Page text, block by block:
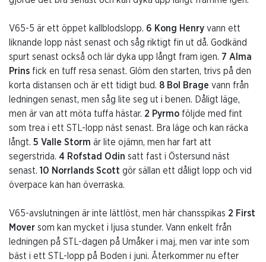
V65-5 är ett öppet kallblodslopp. 6 Kong Henry vann ett
liknande lopp näst senast och såg riktigt fin ut då. Godkänd
spurt senast också och lär dyka upp långt fram igen. 7 Alma
Prins fick en tuff resa senast. Glöm den starten, trivs på den
korta distansen och är ett tidigt bud. 8 Bol Brage vann från
ledningen senast, men såg lite seg ut i benen. Dåligt läge,
men är van att möta tuffa hästar. 2 Pyrmo följde med fint
som trea i ett STL-lopp näst senast. Bra läge och kan räcka
långt. 5 Valle Storm är lite ojämn, men har fart att
segerstrida. 4 Rofstad Odin satt fast i Östersund näst
senast. 10 Norrlands Scott gör sällan ett dåligt lopp och vid
överpace kan han överraska.
V65-avslutningen är inte lättlöst, men här chansspikas 2 First
Mover som kan mycket i ljusa stunder. Vann enkelt från
ledningen på STL-dagen på Umåker i maj, men var inte som
bäst i ett STL-lopp på Boden i juni. Återkommer nu efter